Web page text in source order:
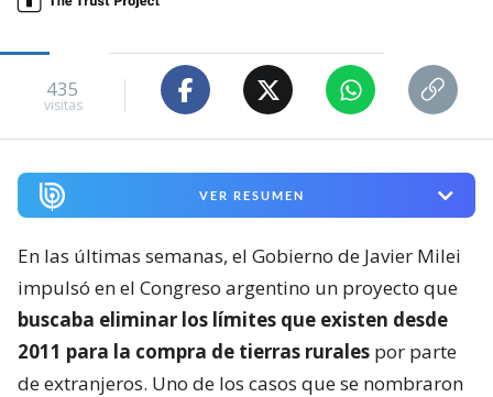
435
visitas
VER RESUMEN
En las últimas semanas, el Gobierno de Javier Milei
impulsó en el Congreso argentino un proyecto que
buscaba eliminar los límites que existen desde
2011 para la compra de tierras rurales por parte
de extranjeros. Uno de los casos que se nombraron